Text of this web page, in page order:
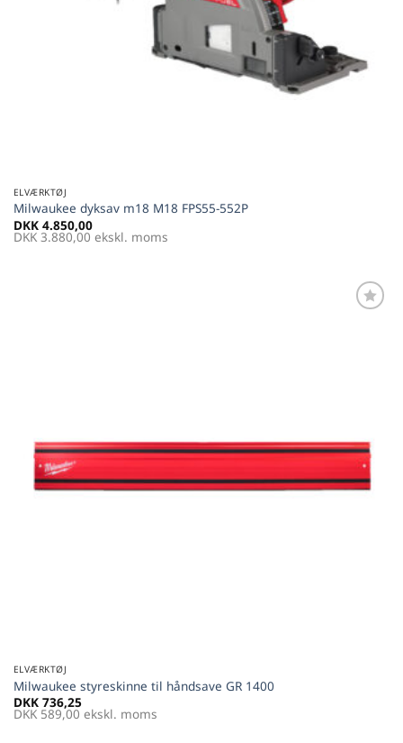
ELVÆRKTØJ
Milwaukee dyksav m18 M18 FPS55-552P
DKK 4.850,00
DKK 3.880,00 ekskl. moms
ELVÆRKTØJ
Milwaukee styreskinne til håndsave GR 1400
DKK 736,25
DKK 589,00 ekskl. moms